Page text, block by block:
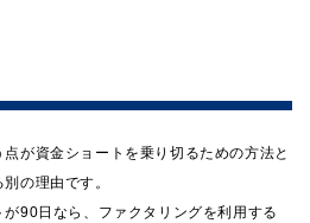
が資金ショートを乗り切るための方法と
の理由です。
90日なら、ファクタリングを利用する